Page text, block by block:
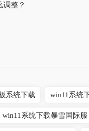
调整？
系统下载 win11系统
win11系统下载暴雪国际服